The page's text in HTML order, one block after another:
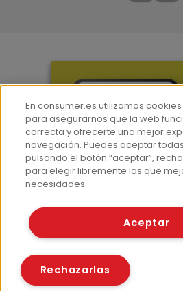
Contacto
Prensa
Corpus Lingüístico
© Fundación
Políticas de
En consumer.es utilizamos
para asegurarnos que la web
correcta y ofrecerte una mejor
navegación. Puedes aceptar
pulsando el botón “aceptar”,
para elegir libremente las que
necesidades.
Aceptar
Rechazarlas